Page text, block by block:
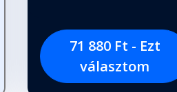
71 880 Ft - Ezt
választom